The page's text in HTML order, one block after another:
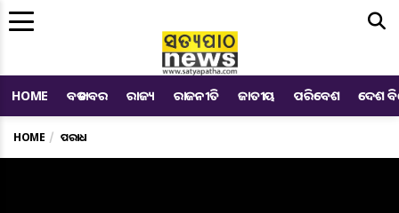
HOME ବଡ ଖବର ରାଜ୍ୟ ରାଜନୀତି ଜାତୀୟ ପରିବେଶ ଦେଶ
HOME ଅପରାଧ